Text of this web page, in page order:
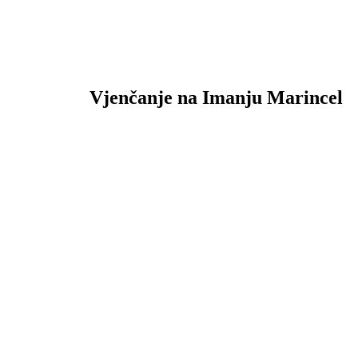
Vjenčanje na Imanju Marincel